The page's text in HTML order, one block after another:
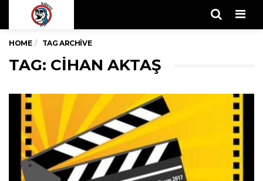
HOME TAG ARCHIVE
TAG: CIHAN AKTAŞ